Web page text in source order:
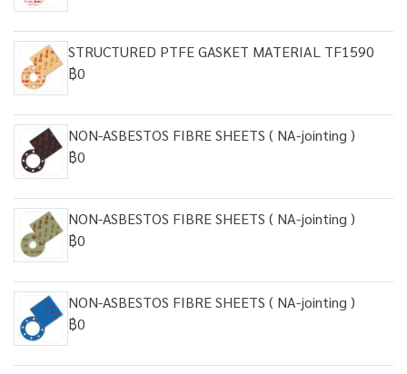
STRUCTURED PTFE GASKET MATERIAL TF1590
฿0
NON-ASBESTOS FIBRE SHEETS ( NA-jointing )
฿0
NON-ASBESTOS FIBRE SHEETS ( NA-jointing )
฿0
NON-ASBESTOS FIBRE SHEETS ( NA-jointing )
฿0